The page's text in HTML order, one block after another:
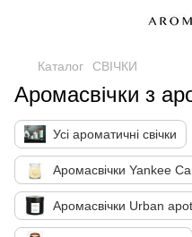
Каталог СВІЧКИ
Аромасвічки з
Усі ароматичні свічки
Аромасвічки Yankee
Аромасвічки Urban